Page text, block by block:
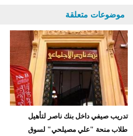
موضوعات متعلقة
تدريب صيفي داخل بنك ناصر لتأهيل
طلاب منحة "علي مصيلحي" لسوق